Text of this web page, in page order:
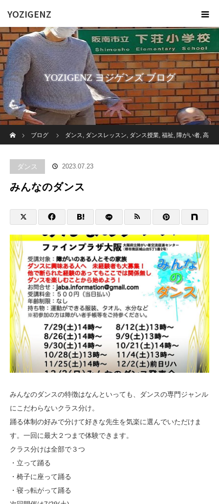
YOZIGENZ
YOZIGENZ ヨジゲンズ ブログ
ブログ
ダンス, ダンスレッスン, ダンス授業, 福祉, 障がい者, 高
ダンス 2023.07.23
みんなのダンス
みんなのダンスの特徴はなんといっても、ダンスの専門ジャンル
にこだわらないクラス分け。
踊る体制の好みで分けて好きな先生を気楽に選んでいただけま
す。一回に最大２つまで体験できます。
クラス分けは全部で３つ
・立って踊る
・椅子に座って踊る
・寝っ転がって踊る